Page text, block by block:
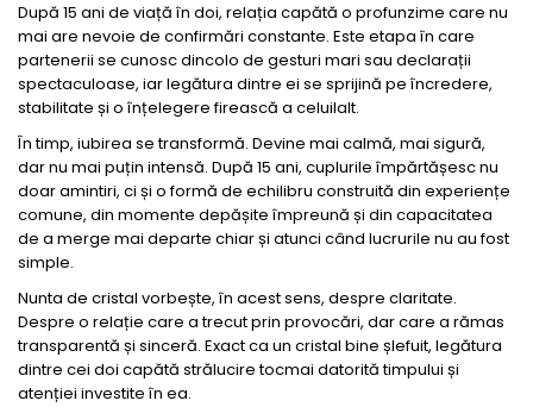
După 15 ani de viață în doi, relația capătă o profunzime care nu
mai are nevoie de confirmări constante. Este etapa în care
partenerii se cunosc dincolo de gesturi mari sau declarații
spectaculoase, iar legătura dintre ei se sprijină pe încredere,
stabilitate și o înțelegere firească a celuilalt.
În timp, iubirea se transformă. Devine mai calmă, mai sigură,
dar nu mai puțin intensă. După 15 ani, cuplurile împărtășesc nu
doar amintiri, ci și o formă de echilibru construită din experiențe
comune, din momente depășite împreună și din capacitatea
de a merge mai departe chiar și atunci când lucrurile nu au fost
simple.
Nunta de cristal vorbește, în acest sens, despre claritate.
Despre o relație care a trecut prin provocări, dar care a rămas
transparentă și sinceră. Exact ca un cristal bine șlefuit, legătura
dintre cei doi capătă strălucire tocmai datorită timpului și
atenției investite în ea.